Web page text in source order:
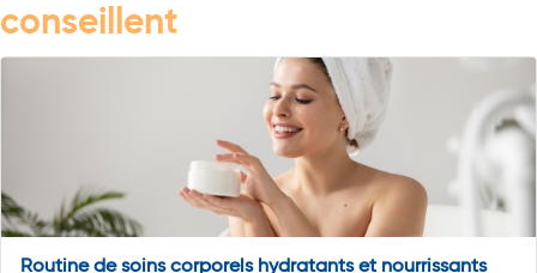
conseillent
Routine de soins corporels hydratants et nourrissants